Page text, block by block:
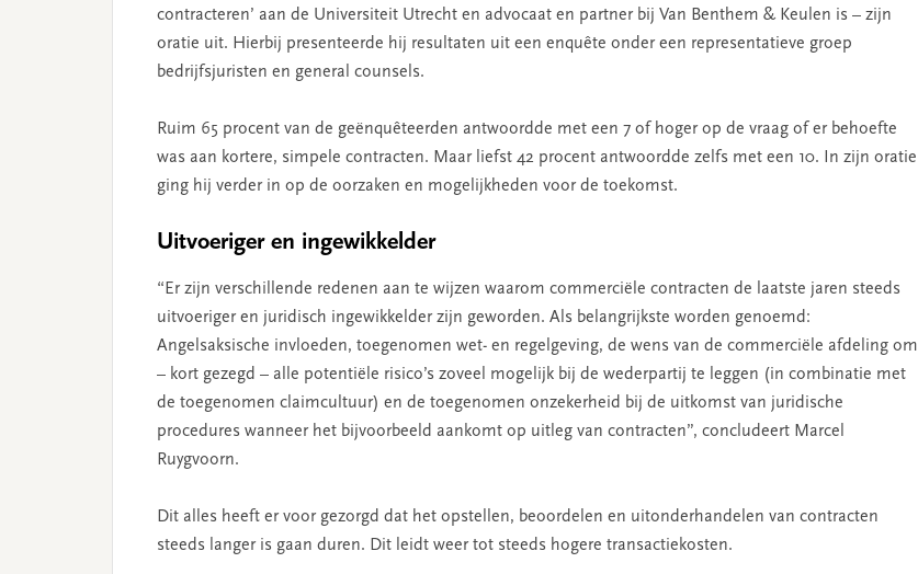
contracteren’ aan de Universiteit Utrecht en advocaat en partner bij Van Benthem & Keulen is – zijn
oratie uit. Hierbij presenteerde hij resultaten uit een enquête onder een representatieve groep
bedrijfsjuristen en general counsels.
Ruim 65 procent van de geënquêteerden antwoordde met een 7 of hoger op de vraag of er behoefte
was aan kortere, simpele contracten. Maar liefst 42 procent antwoordde zelfs met een 10. In zijn oratie
ging hij verder in op de oorzaken en mogelijkheden voor de toekomst.
Uitvoeriger en ingewikkelder
“Er zijn verschillende redenen aan te wijzen waarom commerciële contracten de laatste jaren steeds
uitvoeriger en juridisch ingewikkelder zijn geworden. Als belangrijkste worden genoemd:
Angelsaksische invloeden, toegenomen wet- en regelgeving, de wens van de commerciële afdeling om
– kort gezegd – alle potentiële risico’s zoveel mogelijk bij de wederpartij te leggen (in combinatie met
de toegenomen claimcultuur) en de toegenomen onzekerheid bij de uitkomst van juridische
procedures wanneer het bijvoorbeeld aankomt op uitleg van contracten”, concludeert Marcel
Ruygvoorn.
Dit alles heeft er voor gezorgd dat het opstellen, beoordelen en uitonderhandelen van contracten
steeds langer is gaan duren. Dit leidt weer tot steeds hogere transactiekosten.